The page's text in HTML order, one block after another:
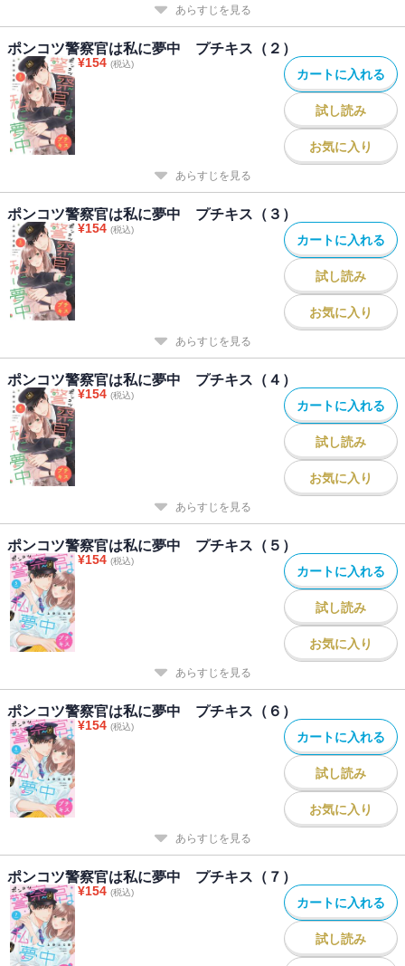
あらすじを見る
ポンコツ警察官は私に夢中 プチキス（２）
¥154 (税込)
カートに入れる
試し読み
お気に入り
あらすじを見る
ポンコツ警察官は私に夢中 プチキス（３）
¥154 (税込)
カートに入れる
試し読み
お気に入り
あらすじを見る
ポンコツ警察官は私に夢中 プチキス（４）
¥154 (税込)
カートに入れる
試し読み
お気に入り
あらすじを見る
ポンコツ警察官は私に夢中 プチキス（５）
¥154 (税込)
カートに入れる
試し読み
お気に入り
あらすじを見る
ポンコツ警察官は私に夢中 プチキス（６）
¥154 (税込)
カートに入れる
試し読み
お気に入り
あらすじを見る
ポンコツ警察官は私に夢中 プチキス（７）
¥154 (税込)
カートに入れる
試し読み